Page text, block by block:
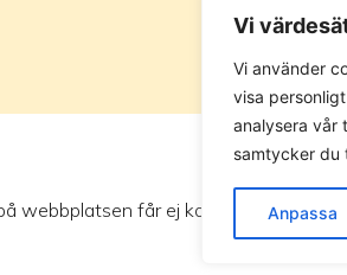
Vi
Vi använder
visa
analysera vår
samtycker du
Anpassa
webbplatsen får ej kopieras utan